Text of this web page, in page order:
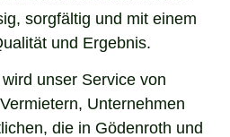
sorgfältig und mit einem
und Ergebnis.
unser Service von
Unternehmen
die in Gödenroth und